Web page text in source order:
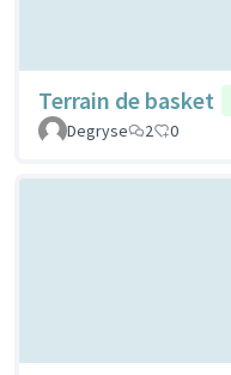
Terrain de basket
Degryse
2 0